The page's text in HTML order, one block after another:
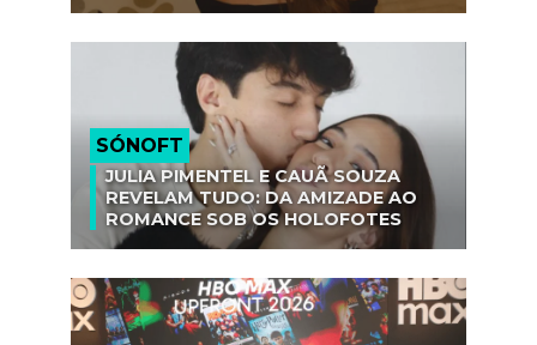
SÓNOFT
JULIA PIMENTEL E CAUÃ SOUZA
REVELAM TUDO: DA AMIZADE AO
ROMANCE SOB OS HOLOFOTES